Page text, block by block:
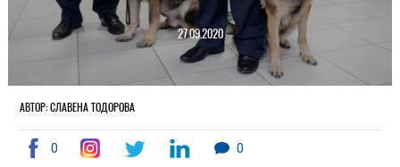
27.09.2020
АВТОР: СЛАВЕНА ТОДОРОВА
0 0